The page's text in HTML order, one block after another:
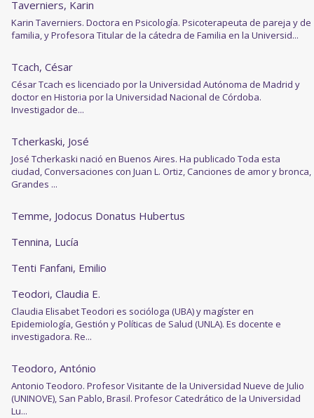
Taverniers, Karin
Karin Taverniers. Doctora en Psicología. Psicoterapeuta de pareja y de
familia, y Profesora Titular de la cátedra de Familia en la Universid...
Tcach, César
César Tcach es licenciado por la Universidad Autónoma de Madrid y
doctor en Historia por la Universidad Nacional de Córdoba.
Investigador de...
Tcherkaski, José
José Tcherkaski nació en Buenos Aires. Ha publicado Toda esta
ciudad, Conversaciones con Juan L. Ortiz, Canciones de amor y bronca,
Grandes ...
Temme, Jodocus Donatus Hubertus
Tennina, Lucía
Tenti Fanfani, Emilio
Teodori, Claudia E.
Claudia Elisabet Teodori es socióloga (UBA) y magíster en
Epidemiología, Gestión y Políticas de Salud (UNLA). Es docente e
investigadora. Re...
Teodoro, António
Antonio Teodoro. Profesor Visitante de la Universidad Nueve de Julio
(UNINOVE), San Pablo, Brasil. Profesor Catedrático de la Universidad
Lu...